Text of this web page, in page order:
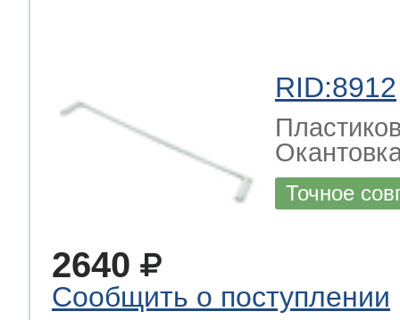
RID:8912
Точное
2640
Сообщить о поступлении